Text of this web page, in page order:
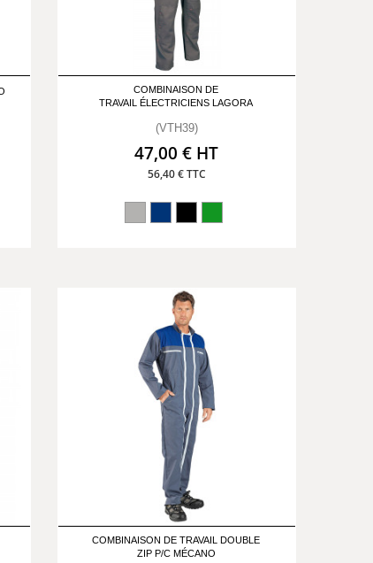
COMBINAISON DE
TRAVAIL ÉLECTRICIENS LAGORA
(VTH39)
47,00 € HT
56,40 € TTC
COMBINAISON DE TRAVAIL DOUBLE
ZIP P/C MÉCANO